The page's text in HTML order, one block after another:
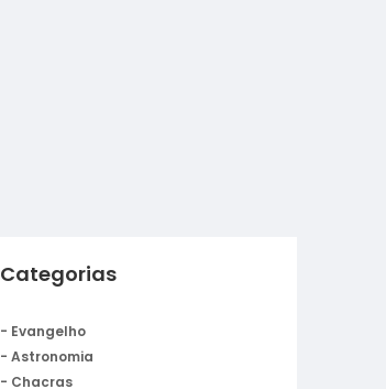
Categorias
- Evangelho
- Astronomia
- Chacras